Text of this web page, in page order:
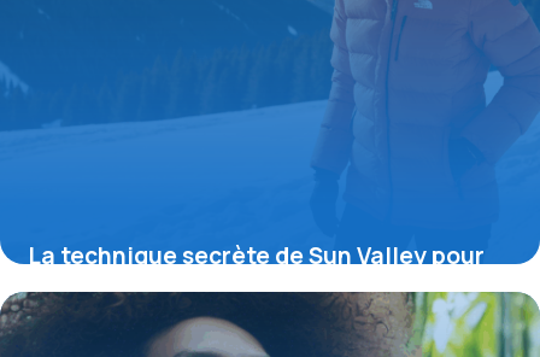
La technique secrète de Sun Valley pour
une doudoune sans manche femme ultra
polyvalente et éco-responsable révélée